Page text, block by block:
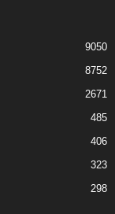
9050
8752
2671
485
406
323
298